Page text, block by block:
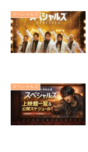
スペシャルズ
スペシャルズ